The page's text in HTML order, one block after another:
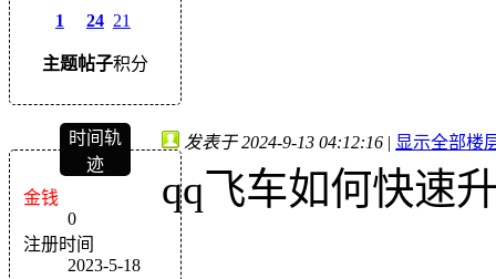
1
主题
24
帖子
21
积分
时间轨
迹
金钱
0
注册时间
2023-5-18
发表于 2024-9-13 04:12:16 | 显示全部楼
qq飞车如何快速